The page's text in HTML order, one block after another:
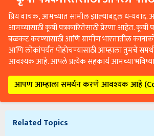
प्रिय वाचक, आमच्यात सामील झाल्याबद्दल
आमच्यासाठी कृषी पत्रकारितेसाठी प्रेरणा आहेत. कृषी
बळकट करण्यासाठी आणि ग्रामीण भारतातील
आणि लोकांपर्यंत पोहोचण्यासाठी आम्हाला तुमचे
आवश्यक आहे. आपले प्रत्येक सहकार्य आमच्या
आपण आम्हाला समर्थन करणे आवश्यक आहे
Related Topics